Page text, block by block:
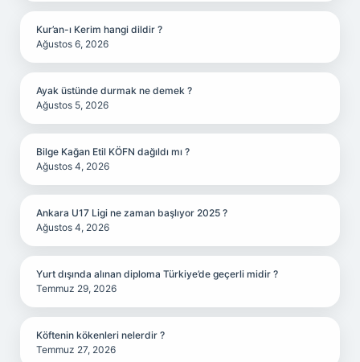
Kur’an-ı Kerim hangi dildir ?
Ağustos 6, 2026
Ayak üstünde durmak ne demek ?
Ağustos 5, 2026
Bilge Kağan Etil KÖFN dağıldı mı ?
Ağustos 4, 2026
Ankara U17 Ligi ne zaman başlıyor 2025 ?
Ağustos 4, 2026
Yurt dışında alınan diploma Türkiye’de geçerli midir ?
Temmuz 29, 2026
Köftenin kökenleri nelerdir ?
Temmuz 27, 2026